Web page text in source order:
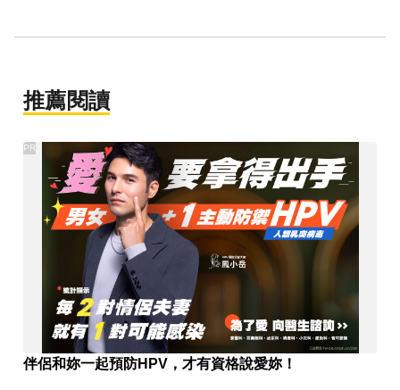
推薦閱讀
伴侶和妳一起預防HPV，才有資格說愛妳！
PR